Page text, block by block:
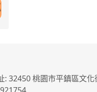
: 32450 桃園市平鎮區文